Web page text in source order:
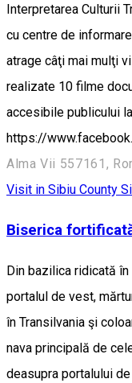
Interpretarea Culturii
cu centre de
atrage câţi mai mulţi
realizate 10 filme
accesibile publicului
https://
Alma Vii 557161,
Visit in Sibiu County
Biserica
Din bazilica ridicată
portalul de vest,
în Transilvania şi
nava principală de
deasupra portalului